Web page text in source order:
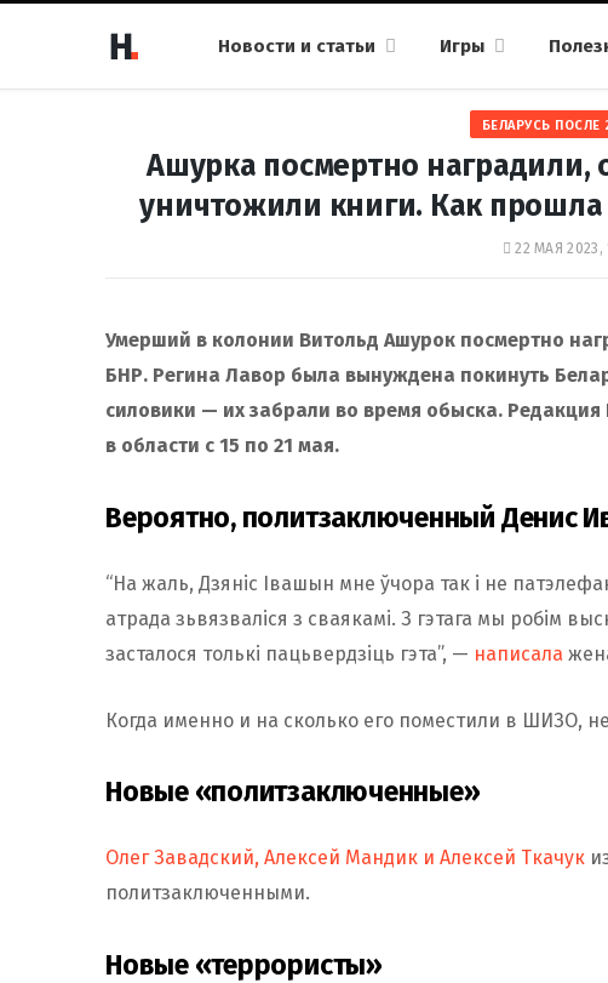
Новости и статьи Игры
БЕЛАРУСЬ ПОСЛЕ
Ашурка посмертно наградили,
уничтожили книги. Как
22 МАЯ 2023,
Умерший в колонии Витольд Ашурок посмертно
БНР. Регина Лавор была вынуждена покинуть
силовики — их забрали во время обыска.
в области c 15 по 21 мая.
Вероятно, политзаключенный Денис
“На жаль, Дзяніс Івашын мне ўчора так і не
атрада зьвязваліся з сваякамі. З гэтага мы робім
засталося толькі пацьвердзіць гэта”, — написала
Когда именно и на сколько его поместили в ШИЗО,
Новые «политзаключенные»
Олег Завадский, Алексей Мандик и Алексей Ткачук
политзаключенными.
Новые «террористы»